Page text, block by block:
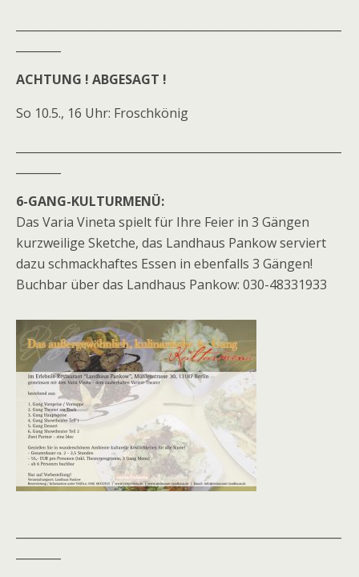
ACHTUNG ! ABGESAGT !
So 10.5., 16 Uhr: Froschkönig
6-GANG-KULTURMENÜ:
Das Varia Vineta spielt für Ihre Feier in 3 Gängen
kurzweilige Sketche, das Landhaus Pankow serviert
dazu schmackhaftes Essen in ebenfalls 3 Gängen!
Buchbar über das Landhaus Pankow: 030-48331933